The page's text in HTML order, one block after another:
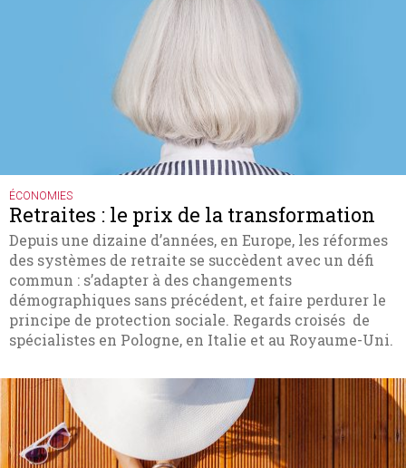
ÉCONOMIES
Retraites : le prix de la transformation
Depuis une dizaine d’années, en Europe, les réformes
des systèmes de retraite se succèdent avec un défi
commun : s’adapter à des changements
démographiques sans précédent, et faire perdurer le
principe de protection sociale. Regards croisés de
spécialistes en Pologne, en Italie et au Royaume-Uni.